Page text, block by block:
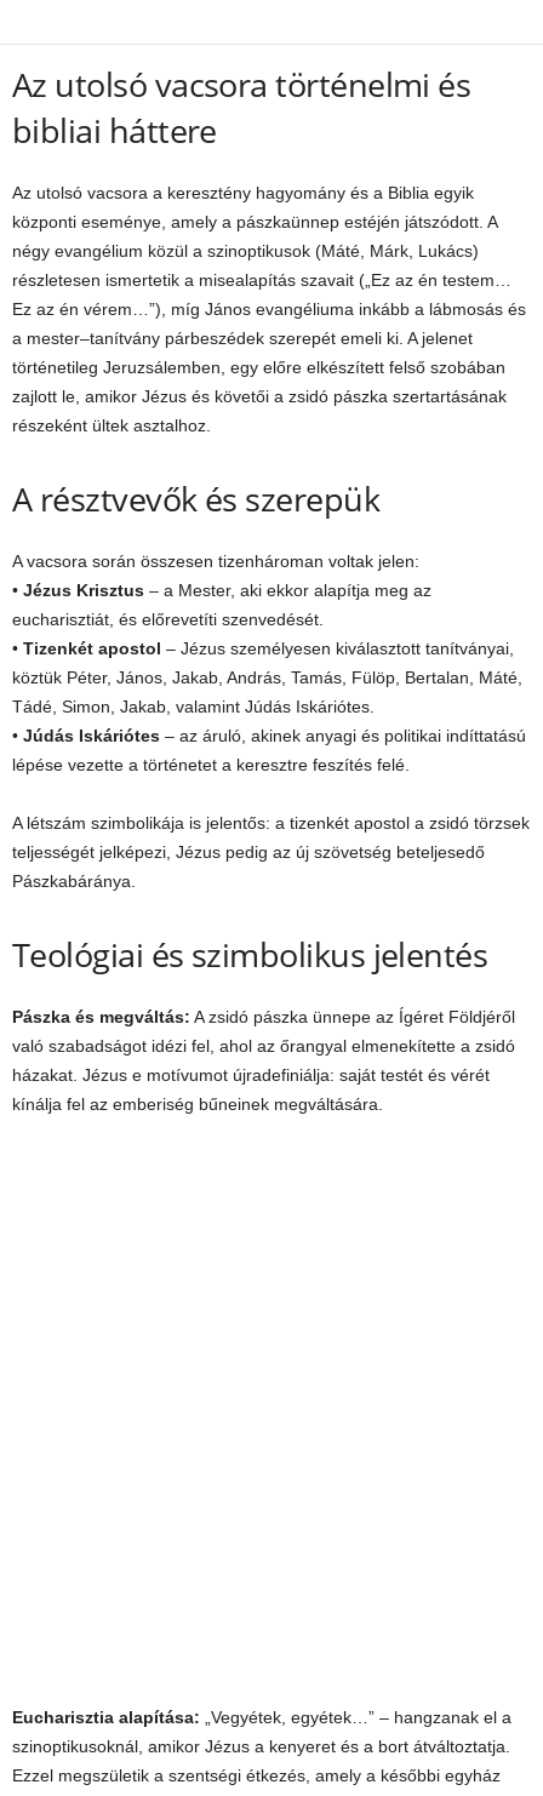
Az utolsó vacsora történelmi és
bibliai háttere
Az utolsó vacsora a keresztény hagyomány és a Biblia egyik
központi eseménye, amely a pászkaünnep estéjén játszódott. A
négy evangélium közül a szinoptikusok (Máté, Márk, Lukács)
részletesen ismertetik a misealapítás szavait („Ez az én testem…
Ez az én vérem…”), míg János evangéliuma inkább a lábmosás és
a mester–tanítvány párbeszédek szerepét emeli ki. A jelenet
történetileg Jeruzsálemben, egy előre elkészített felső szobában
zajlott le, amikor Jézus és követői a zsidó pászka szertartásának
részeként ültek asztalhoz.
A résztvevők és szerepük
A vacsora során összesen tizenhároman voltak jelen:
• Jézus Krisztus – a Mester, aki ekkor alapítja meg az
eucharisztiát, és előrevetíti szenvedését.
• Tizenkét apostol – Jézus személyesen kiválasztott tanítványai,
köztük Péter, János, Jakab, András, Tamás, Fülöp, Bertalan, Máté,
Tádé, Simon, Jakab, valamint Júdás Iskáriótes.
• Júdás Iskáriótes – az áruló, akinek anyagi és politikai indíttatású
lépése vezette a történetet a keresztre feszítés felé.
A létszám szimbolikája is jelentős: a tizenkét apostol a zsidó törzsek
teljességét jelképezi, Jézus pedig az új szövetség beteljesedő
Pászkabáránya.
Teológiai és szimbolikus jelentés
Pászka és megváltás: A zsidó pászka ünnepe az Ígéret Földjéről
való szabadságot idézi fel, ahol az őrangyal elmenekítette a zsidó
házakat. Jézus e motívumot újradefiniálja: saját testét és vérét
kínálja fel az emberiség bűneinek megváltására.
Eucharisztia alapítása: „Vegyétek, egyétek…” – hangzanak el a
szinoptikusoknál, amikor Jézus a kenyeret és a bort átváltoztatja.
Ezzel megszületik a szentségi étkezés, amely a későbbi egyház